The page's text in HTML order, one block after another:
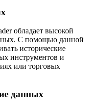
обладает высокой
С помощью данной
исторические
инструментов и
или торговых
данных